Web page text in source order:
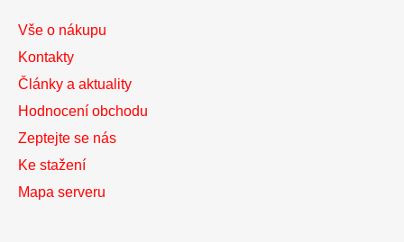
Vše o nákupu
Kontakty
Články a aktuality
Hodnocení obchodu
Zeptejte se nás
Ke stažení
Mapa serveru